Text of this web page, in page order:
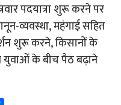
पदयात्रा शुरू करने पर
व्यवस्था, महंगाई सहित
शुरू करने, किसानों के
युवाओं के बीच पैठ बढ़ाने